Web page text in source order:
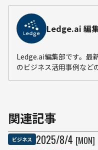
Ledge.ai 編
Ledge.ai編集部です。最
のビジネス活用事例など
関連記事
ビジネス 2025/8/4 [MON]